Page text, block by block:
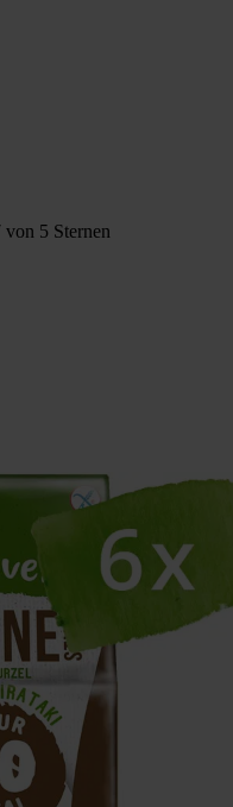
5 Sternen